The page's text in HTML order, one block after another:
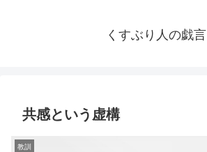
くすぶり人の戯言
共感という虚構
教訓